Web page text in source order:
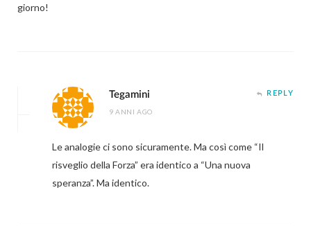
giorno!
Tegamini
9 ANNI AGO
REPLY
Le analogie ci sono sicuramente. Ma così come “Il
risveglio della Forza” era identico a “Una nuova
speranza”. Ma identico.